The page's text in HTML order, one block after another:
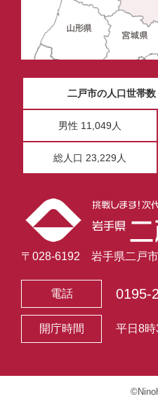
二戸市の人口世帯数
男性 11,049人
総人口 23,229人
〒028-6192 岩手県二戸
電話 0195-
開庁時間 平日8